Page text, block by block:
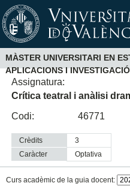
MÀSTER UNIVERSITARI EN
APLICACIONS I INVESTIGACIÓ
Assignatura:
Crítica teatral i anàlisi
Codi:
46771
Crèdits
3
Caràcter
optativa
Curs acadèmic de la guia docent: